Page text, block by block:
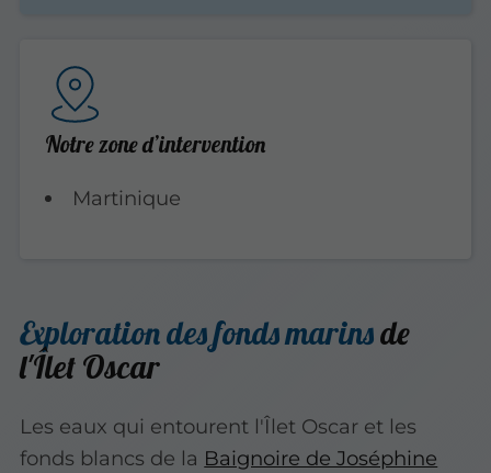
Notre zone d’intervention
Martinique
Exploration des fonds marinsde
l'Îlet Oscar
Les eaux qui entourent l'Îlet Oscar et les
fonds blancs de la Baignoire de Joséphine